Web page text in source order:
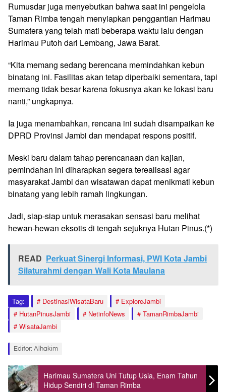
Rumusdar juga menyebutkan bahwa saat ini pengelola
Taman Rimba tengah menyiapkan penggantian Harimau
Sumatera yang telah mati beberapa waktu lalu dengan
Harimau Putoh dari Lembang, Jawa Barat.
“Kita memang sedang berencana memindahkan kebun
binatang ini. Fasilitas akan tetap diperbaiki sementara, tapi
memang tidak besar karena fokusnya akan ke lokasi baru
nanti,” ungkapnya.
Ia juga menambahkan, rencana ini sudah disampaikan ke
DPRD Provinsi Jambi dan mendapat respons positif.
Meski baru dalam tahap perencanaan dan kajian,
pemindahan ini diharapkan segera terealisasi agar
masyarakat Jambi dan wisatawan dapat menikmati kebun
binatang yang lebih ramah lingkungan.
Jadi, siap-siap untuk merasakan sensasi baru melihat
hewan-hewan eksotis di tengah sejuknya Hutan Pinus.(*)
READ Perkuat Sinergi Informasi, PWI Kota Jambi
Silaturahmi dengan Wali Kota Maulana
Tag: DestinasiWisataBaru
ExploreJambi
HutanPinusJambi
NetinfoNews
TamanRimbaJambi
WisataJambi
Editor: Alhakim
Harimau Sumatera Uni Tutup Usia, Enam Tahun
Hidup Sendiri di Taman Rimba